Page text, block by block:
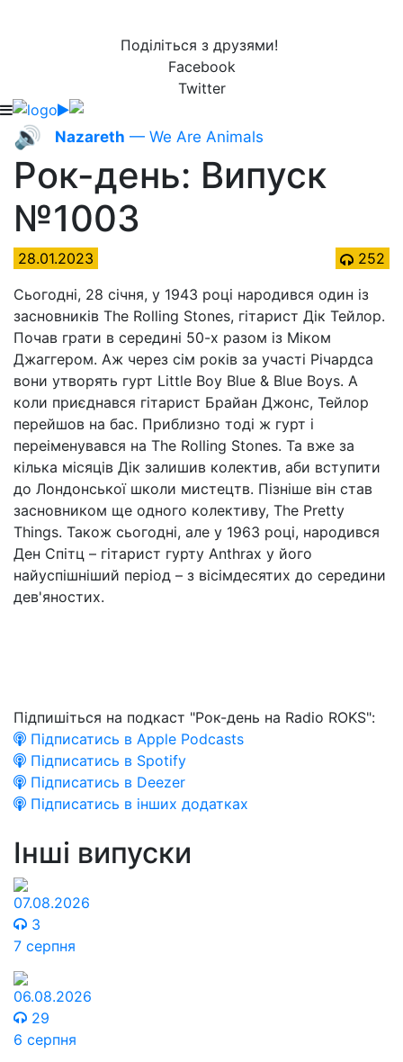
Поділіться з друзями!
Facebook
Twitter
🔊 Nazareth — We Are Animals
Рок-день: Випуск
№1003
28.01.2023
252
Сьогодні, 28 січня, у 1943 році народився один із
засновників The Rolling Stones, гітарист Дік Тейлор.
Почав грати в середині 50-х разом із Міком
Джаггером. Аж через сім років за участі Річардса
вони утворять гурт Little Boy Blue & Blue Boys. А
коли приєднався гітарист Брайан Джонс, Тейлор
перейшов на бас. Приблизно тоді ж гурт і
переіменувався на The Rolling Stones. Та вже за
кілька місяців Дік залишив колектив, аби вступити
до Лондонської школи мистецтв. Пізніше він став
засновником ще одного колективу, The Pretty
Things. Також сьогодні, але у 1963 році, народився
Ден Спітц – гітарист гурту Anthrax у його
найуспішніший період – з вісімдесятих до середини
дев'яностих.
Підпишіться на подкаст "Рок-день на Radio ROKS":
Підписатись в Apple Podcasts
Підписатись в Spotify
Підписатись в Deezer
Підписатись в інших додатках
Інші випуски
07.08.2026
3
7 серпня
06.08.2026
29
6 серпня